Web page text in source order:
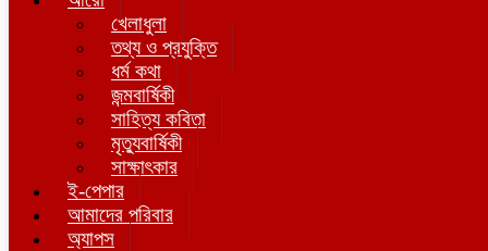
খেলাধুলা
তথ্য ও প্রযুক্তি
ধর্ম কথা
জন্মবার্ষিকী
সাহিত্য কবিতা
মৃত্যুবার্ষিকী
সাক্ষাৎকার
ই-পেপার
আমাদের পরিবার
অ্যাপস